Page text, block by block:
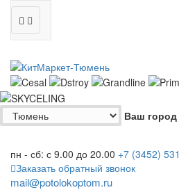
Ваш город
пн - сб: с 9.00 до 20.00 +7 (3452)
Заказать обратный звонок
mail@potolokoptom.ru